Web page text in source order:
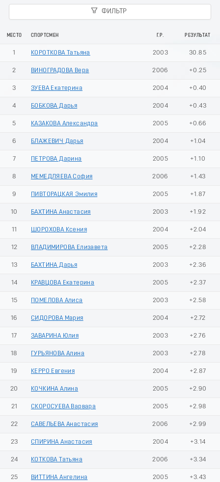
5
8
ФИЛЬТР
МЕСТО СПОРТСМЕН Г.Р. РЕЗУЛЬТАТ
1 КОРОТКОВА Татьяна 2003 30.85
2 ВИНОГРАДОВА Вера 2006 +0.25
3 ЗУЕВА Екатерина 2004 +0.40
4 БОБКОВА Дарья 2004 +0.43
5 КАЗАКОВА Александра 2005 +0.66
6 БЛАЖЕВИЧ Дарья 2004 +1.04
7 ПЕТРОВА Дарина 2005 +1.10
8 МЕМЕДЛЯЕВА София 2006 +1.43
9 ПИВТОРАЦКАЯ Эмилия 2005 +1.87
10 БАХТИНА Анастасия 2003 +1.92
11 ШОРОХОВА Ксения 2004 +2.04
12 ВЛАДИМИРОВА Елизавета 2005 +2.28
13 БАХТИНА Дарья 2003 +2.36
14 КРАВЦОВА Екатерина 2005 +2.37
15 ПОМЕЛОВА Алиса 2003 +2.58
16 СИДОРОВА Мария 2004 +2.72
17 ЗАВАРИНА Юлия 2003 +2.76
18 ГУРЬЯНОВА Алина 2003 +2.78
19 КЕРРО Евгения 2004 +2.87
20 КОЧКИНА Алина 2005 +2.90
21 СКОРОСУЕВА Варвара 2005 +2.98
22 САВЕЛЬЕВА Анастасия 2006 +2.99
23 СПИРИНА Анастасия 2004 +3.14
24 КОТКОВА Татьяна 2006 +3.34
25 ВИТТИНА Ангелина 2005 +3.43